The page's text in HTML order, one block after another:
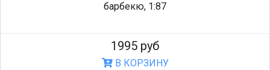
барбекю, 1:87
1995 руб
В КОРЗИНУ